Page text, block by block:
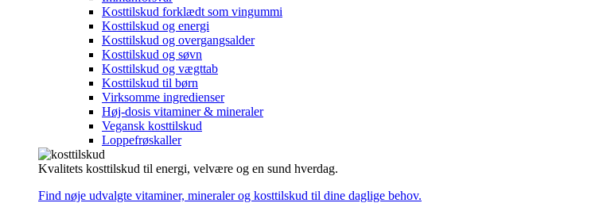
Kosttilskud forklædt som vingummi
Kosttilskud og energi
Kosttilskud og overgangsalder
Kosttilskud og søvn
Kosttilskud og vægttab
Kosttilskud til børn
Virksomme ingredienser
Høj-dosis vitaminer & mineraler
Vegansk kosttilskud
Loppefrøskaller
Kvalitets kosttilskud til energi, velvære og en sund hverdag.
Find nøje udvalgte vitaminer, mineraler og kosttilskud til dine daglige behov.